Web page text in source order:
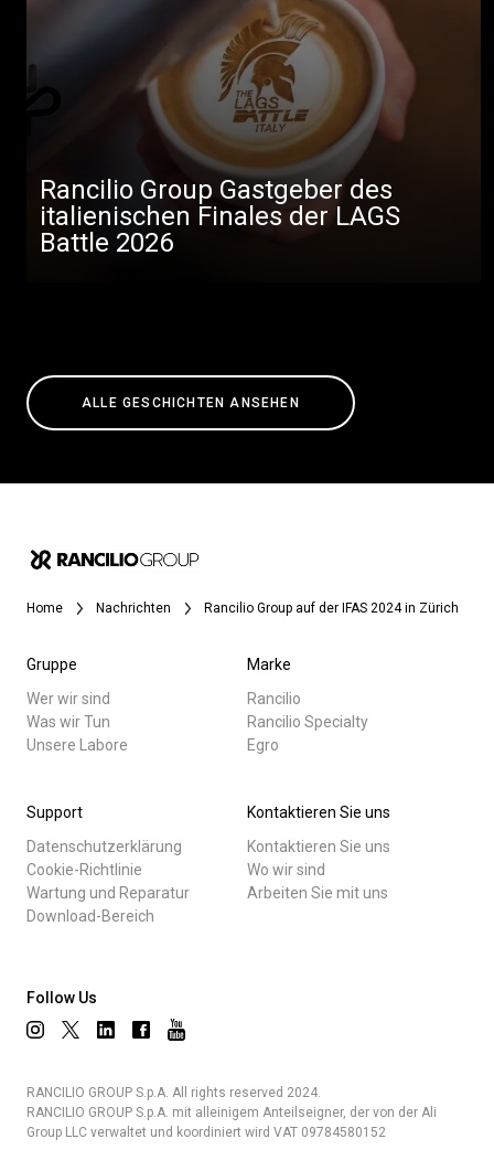
Rancilio Group Gastgeber des
italienischen Finales der LAGS
Battle 2026
ALLE GESCHICHTEN ANSEHEN
Home Nachrichten Rancilio Group auf der IFAS 2024 in Zürich
Gruppe
Wer wir sind
Was wir Tun
Unsere Labore
Marke
Rancilio
Rancilio Specialty
Egro
Support
Datenschutzerklärung
Cookie-Richtlinie
Wartung und Reparatur
Download-Bereich
Kontaktieren Sie uns
Kontaktieren Sie uns
Wo wir sind
Arbeiten Sie mit uns
Follow Us
RANCILIO GROUP S.p.A. All rights reserved 2024.
RANCILIO GROUP S.p.A. mit alleinigem Anteilseigner, der von der Ali
Group LLC verwaltet und koordiniert wird VAT 09784580152